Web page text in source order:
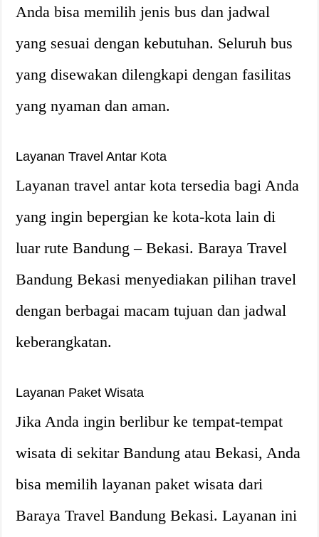
Anda bisa memilih jenis bus dan jadwal
yang sesuai dengan kebutuhan. Seluruh bus
yang disewakan dilengkapi dengan fasilitas
yang nyaman dan aman.
Layanan Travel Antar Kota
Layanan travel antar kota tersedia bagi Anda
yang ingin bepergian ke kota-kota lain di
luar rute Bandung – Bekasi. Baraya Travel
Bandung Bekasi menyediakan pilihan travel
dengan berbagai macam tujuan dan jadwal
keberangkatan.
Layanan Paket Wisata
Jika Anda ingin berlibur ke tempat-tempat
wisata di sekitar Bandung atau Bekasi, Anda
bisa memilih layanan paket wisata dari
Baraya Travel Bandung Bekasi. Layanan ini